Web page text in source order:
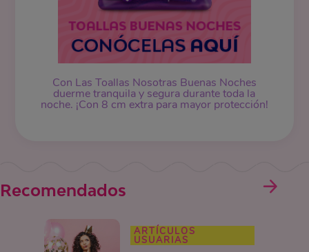
Con Las Toallas Nosotras Buenas Noches
duerme tranquila y segura durante toda la
noche. ¡Con 8 cm extra para mayor protección!
Recomendados
ARTÍCULOS
USUARIAS